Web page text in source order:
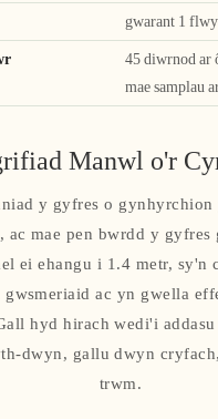
gwarant 1
45 diwrnod ar
mae samplau
Manwl o'r
y gyfres o gynhyrchion
ac mae pen bwrdd y gyfres
ei ehangu i 1.4 metr, sy'n
ac yn gwella
hyd hirach wedi'i
dwyn, gallu dwyn
trwm.